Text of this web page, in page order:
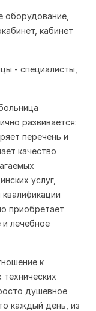
оборудование,
кабинет
- специалисты,
развивается:
перечень и
качество
услуг,
приобретает
и лечебное
к
душевное
каждый день, из